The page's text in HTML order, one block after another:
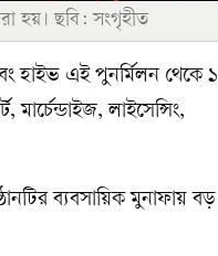
হয়। ছবি: সংগৃহীত
হাইভ এই পুনর্মিলন থেকে ১
লাইসেন্সিং,
ব্যবসায়িক মুনাফায় বড়